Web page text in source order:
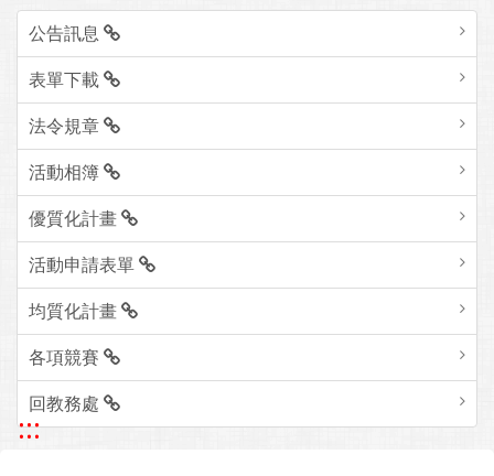
公告訊息
表單下載
法令規章
活動相簿
優質化計畫
活動申請表單
均質化計畫
各項競賽
回教務處
:::